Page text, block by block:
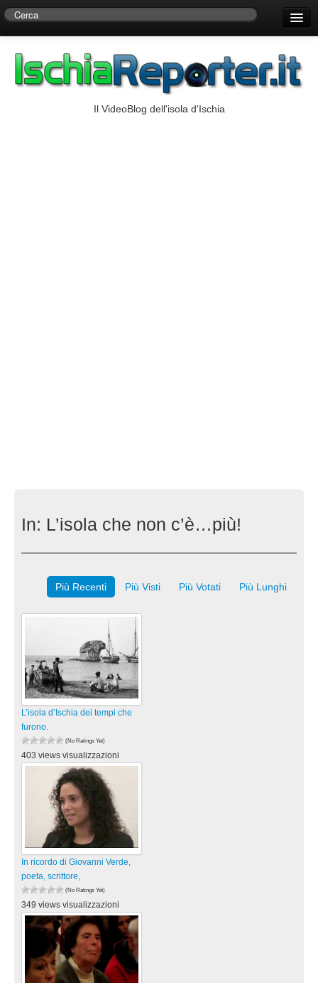
Centro di Ricerche Storiche D’Ambra
Il VideoBlog dell'isola d'Ischia
In: L’isola che non c’è…più!
Più Recenti Più Visti Più Votati Più Lunghi
L’isola d’Ischia dei tempi che
furono.
(No Ratings Yet)
403 views visualizzazioni
In ricordo di Giovanni Verde,
poeta, scrittore,
(No Ratings Yet)
349 views visualizzazioni